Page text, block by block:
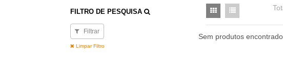
FILTRO DE PESQUISA
Filtrar
Limpar Filtro
Sem produtos